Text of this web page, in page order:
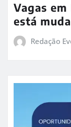
Vagas
está
Redação